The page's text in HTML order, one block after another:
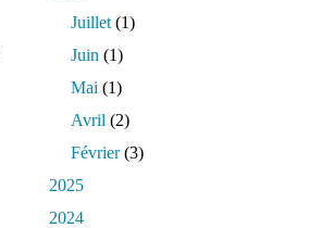
Juillet (1)
Juin (1)
Mai (1)
Avril (2)
Février(3)
2025
2024